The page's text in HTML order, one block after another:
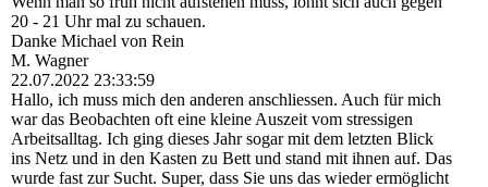
20 - 21 Uhr mal zu schauen.
Danke Michael von Rein
M. Wagner
22.07.2022 23:33:59
Hallo, ich muss mich den anderen anschliessen. Auch für mich
war das Beobachten oft eine kleine Auszeit vom stressigen
Arbeitsalltag. Ich ging dieses Jahr sogar mit dem letzten Blick
ins Netz und in den Kasten zu Bett und stand mit ihnen auf. Das
wurde fast zur Sucht. Super, dass Sie uns das wieder ermöglicht